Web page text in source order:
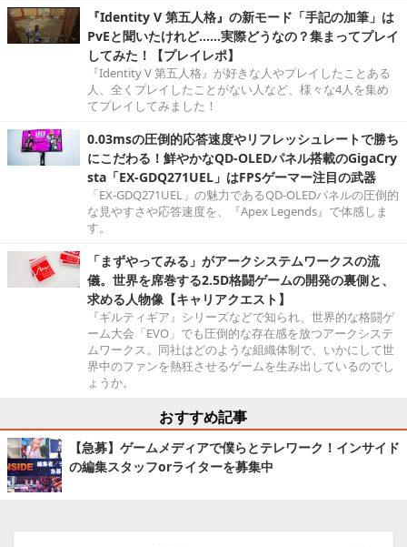
『Identity V 第五人格』の新モード「手記の加筆」は
PvEと聞いたけれど……実際どうなの？集まってプレイ
してみた！【プレイレポ】
『Identity V 第五人格』が好きな人やプレイしたことある
人、全くプレイしたことがない人など、様々な4人を集め
てプレイしてみました！
0.03msの圧倒的応答速度やリフレッシュレートで勝ち
にこだわる！鮮やかなQD-OLEDパネル搭載のGigaCry
sta「EX-GDQ271UEL」はFPSゲーマー注目の武器
「EX-GDQ271UEL」の魅力であるQD-OLEDパネルの圧倒的
な見やすさや応答速度を、『Apex Legends』で体感しま
す。
「まずやってみる」がアークシステムワークスの流
儀。世界を席巻する2.5D格闘ゲームの開発の裏側と、
求める人物像【キャリアクエスト】
『ギルティギア』シリーズなどで知られ、世界的な格闘ゲ
ーム大会「EVO」でも圧倒的な存在感を放つアークシステ
ムワークス。同社はどのような組織体制で、いかにして世
界中のファンを熱狂させるゲームを生み出しているのでし
ょうか。
おすすめ記事
【急募】ゲームメディアで僕らとテレワーク！インサイド
の編集スタッフorライターを募集中